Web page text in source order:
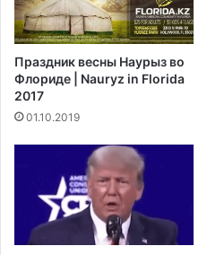
б
о
ч
у
ю
в
и
н
и
т
ь
ф
и
н
а
Праздник весны Наурыз во
Флориде | Nauryz in Florida
2017
01.10.2019